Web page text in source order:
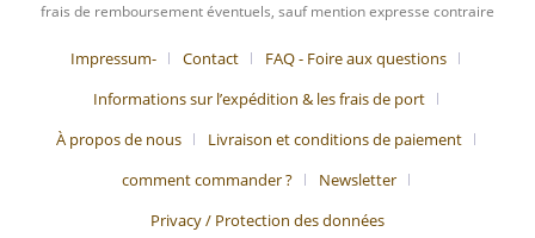
frais de remboursement éventuels, sauf mention expresse contraire
Impressum- Contact
FAQ - Foire aux questions
Informations sur l’expédition & les frais de port
À propos de nous
Livraison et conditions de paiement
comment commander ?
Newsletter
Privacy / Protection des données